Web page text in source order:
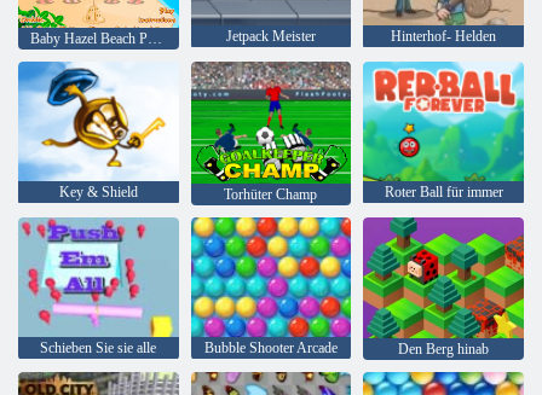
Baby Hazel Beach Party Jetpack Meister Hinterhof- Helden
Key & Shield Torhüter Champ Roter Ball für immer
Schieben Sie sie alle Bubble Shooter Arcade Den Berg hinab